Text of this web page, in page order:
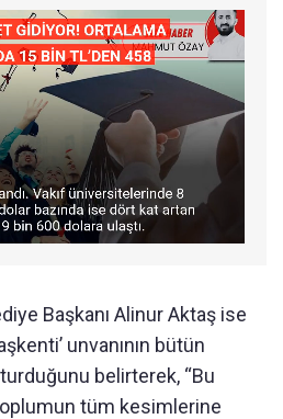
Başkanı Alinur Aktaş ise
unvanının bütün
belirterek, “Bu
tüm kesimlerine